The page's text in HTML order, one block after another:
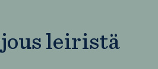
leiristä